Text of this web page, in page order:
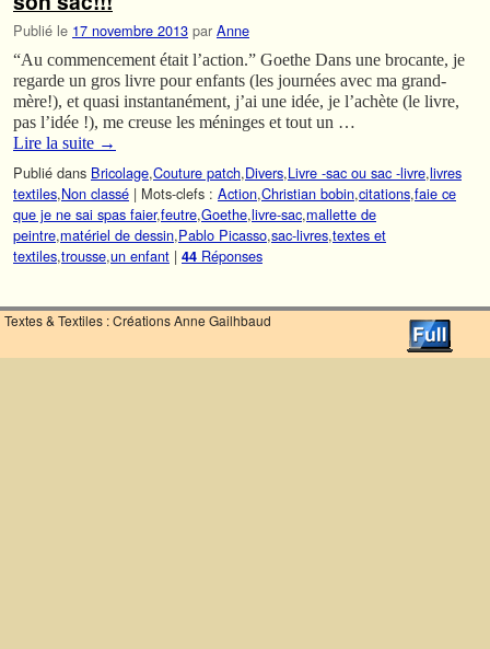
Publié le 17 novembre 2013 par Anne
“Au commencement était l’action.” Goethe Dans une brocante, je
regarde un gros livre pour enfants (les journées avec ma grand-
mère!), et quasi instantanément, j’ai une idée, je l’achète (le livre,
pas l’idée !), me creuse les méninges et tout un …
Lire la suite →
Publié dans Bricolage,Couture patch,Divers,Livre -sac ou sac -livre,livres
textiles,Non classé | Mots-clefs : Action,Christian bobin,citations,faie ce
que je ne sai spas faier,feutre,Goethe,livre-sac,mallette de
peintre,matériel de dessin,Pablo Picasso,sac-livres,textes et
textiles,trousse,un enfant | 44 Réponses
Textes & Textiles : Créations Anne Gailhbaud